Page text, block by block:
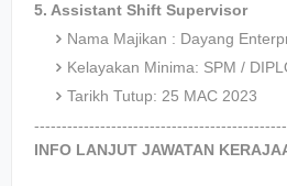
5. Assistant Shift Supervisor
Nama Majikan : Dayang
Kelayakan Minima: SPM /
Tarikh Tutup: 25 MAC 2023
INFO LANJUT JAWATAN